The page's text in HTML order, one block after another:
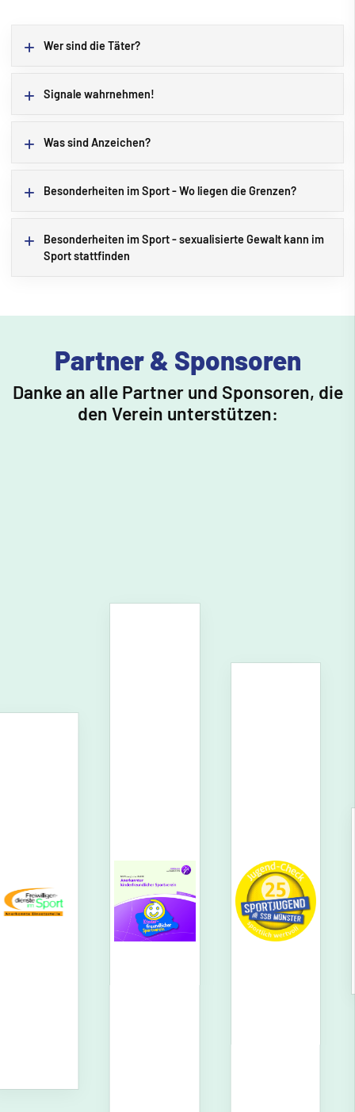
Wer sind die Täter?
Signale wahrnehmen!
Was sind Anzeichen?
Besonderheiten im Sport - Wo liegen die Grenzen?
Besonderheiten im Sport - sexualisierte Gewalt kann im
Sport stattfinden
Partner & Sponsoren
Danke an alle Partner und Sponsoren, die
den Verein unterstützen: